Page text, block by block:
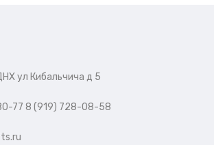
ул Кибальчича д 5
77 8 (919) 728-08-58